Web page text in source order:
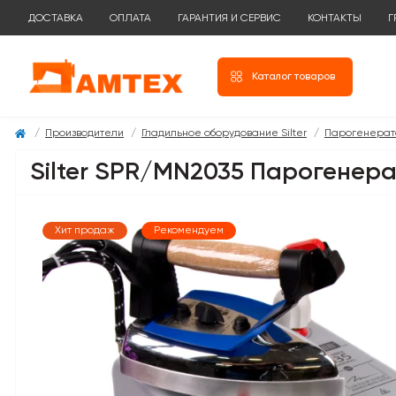
ДОСТАВКА ОПЛАТА ГАРАНТИЯ И СЕРВИС КОНТАКТЫ
Каталог товаров
Производители Гладильное оборудование Silter
Silter SPR/MN2035
Хит продаж Рекомендуем